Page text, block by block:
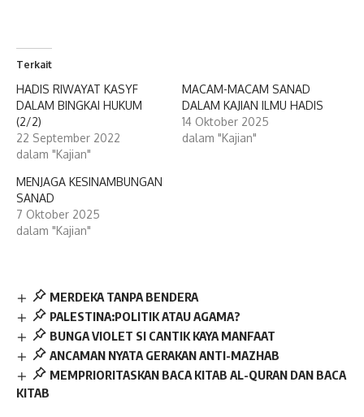
Terkait
HADIS RIWAYAT KASYF
DALAM BINGKAI HUKUM
(2/2)
22 September 2022
dalam "Kajian"
MACAM-MACAM SANAD
DALAM KAJIAN ILMU HADIS
14 Oktober 2025
dalam "Kajian"
MENJAGA KESINAMBUNGAN
SANAD
7 Oktober 2025
dalam "Kajian"
MERDEKA TANPA BENDERA
PALESTINA:POLITIK ATAU AGAMA?
BUNGA VIOLET SI CANTIK KAYA MANFAAT
ANCAMAN NYATA GERAKAN ANTI-MAZHAB
MEMPRIORITASKAN BACA KITAB AL-QURAN DAN BACA
KITAB